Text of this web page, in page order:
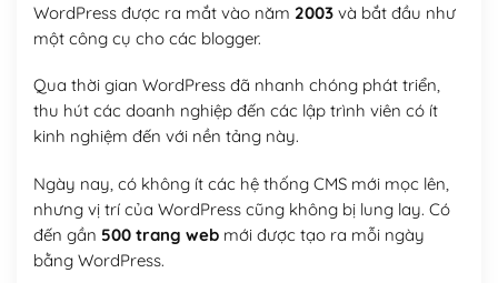
WordPress được ra mắt vào năm 2003và bắt đầu như
một công cụ cho các blogger.
Qua thời gian WordPress đã nhanh chóng phát triển,
thu hút các doanh nghiệp đến các lập trình viên có ít
kinh nghiệm đến với nền tảng này.
Ngày nay, có không ít các hệ thống CMS mới mọc lên,
nhưng vị trí của WordPress cũng không bị lung lay. Có
đến gần 500 trang webmới được tạo ra mỗi ngày
bằng WordPress.